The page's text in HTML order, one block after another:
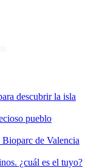
descubrir la isla
pueblo
de Valencia
¿cuál es el tuyo?